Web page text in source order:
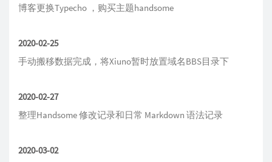
博客更换Typecho ，购买主题handsome
2020-02-25
手动搬移数据完成，将Xiuno暂时放置域名BBS目录下
2020-02-27
整理Handsome 修改记录和日常 Markdown 语法记录
2020-03-02